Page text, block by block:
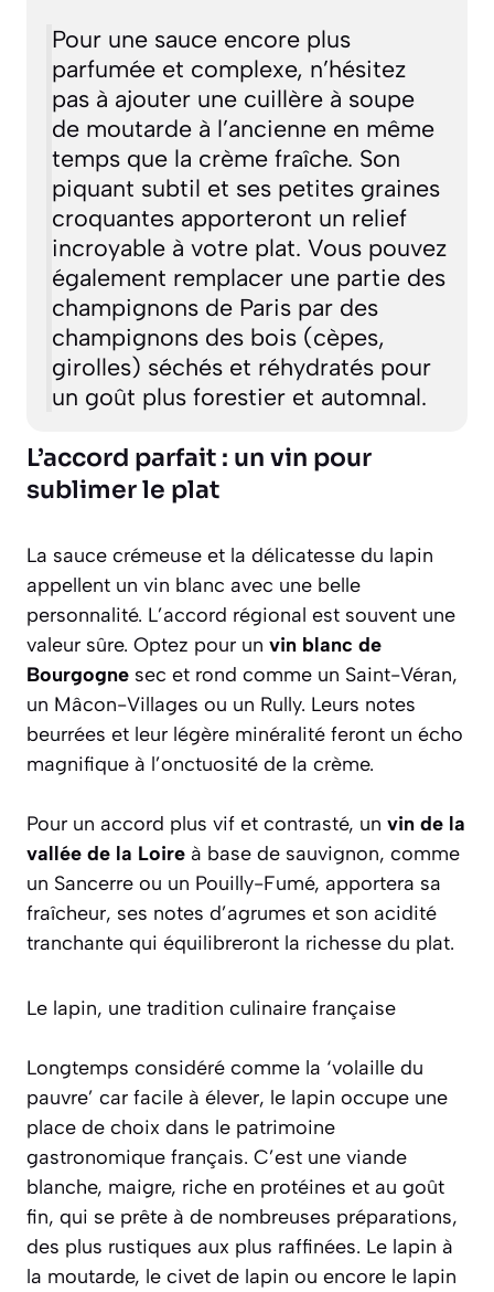
Pour une sauce encore plus
parfumée et complexe, n’hésitez
pas à ajouter une cuillère à soupe
de moutarde à l’ancienne en même
temps que la crème fraîche. Son
piquant subtil et ses petites graines
croquantes apporteront un relief
incroyable à votre plat. Vous pouvez
également remplacer une partie des
champignons de Paris par des
champignons des bois (cèpes,
girolles) séchés et réhydratés pour
un goût plus forestier et automnal.
L’accord parfait : un vin pour
sublimer le plat
La sauce crémeuse et la délicatesse du lapin
appellent un vin blanc avec une belle
personnalité. L’accord régional est souvent une
valeur sûre. Optez pour un vin blanc de
Bourgogne sec et rond comme un Saint-Véran,
un Mâcon-Villages ou un Rully. Leurs notes
beurrées et leur légère minéralité feront un écho
magnifique à l’onctuosité de la crème.
Pour un accord plus vif et contrasté, un vin de la
vallée de la Loire à base de sauvignon, comme
un Sancerre ou un Pouilly-Fumé, apportera sa
fraîcheur, ses notes d’agrumes et son acidité
tranchante qui équilibreront la richesse du plat.
Le lapin, une tradition culinaire française
Longtemps considéré comme la ‘volaille du
pauvre’ car facile à élever, le lapin occupe une
place de choix dans le patrimoine
gastronomique français. C’est une viande
blanche, maigre, riche en protéines et au goût
fin, qui se prête à de nombreuses préparations,
des plus rustiques aux plus raffinées. Le lapin à
la moutarde, le civet de lapin ou encore le lapin